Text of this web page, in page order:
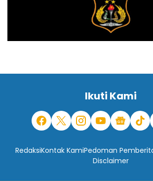
Ikuti Kami
RedaksiKontak KamiPedoman
Disclaimer